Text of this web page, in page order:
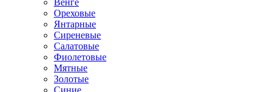
Венге
Ореховые
Янтарные
Сиреневые
Салатовые
Фиолетовые
Мятные
Золотые
Синие